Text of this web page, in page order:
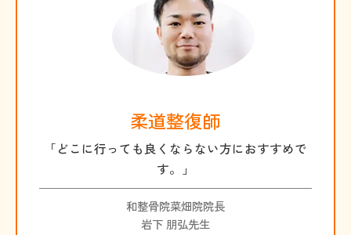
柔道整復師
「どこに行っても良くならない方におすすめで
す。」
和整骨院菜畑院院長
岩下 朋弘先生